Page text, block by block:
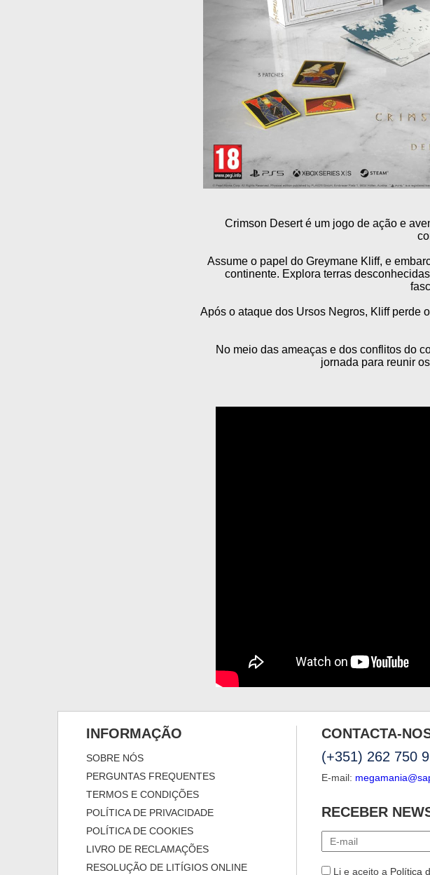
Crimson Desert é um jogo de ação e
Assume o papel do Greymane Kliff, e
continente. Explora terras
Após o ataque dos Ursos Negros, Kliff perde
No meio das ameaças e dos conflitos do
jornada para reunir
INFORMAÇÃO
SOBRE NÓS
PERGUNTAS FREQUENTES
TERMOS E CONDIÇÕES
POLÍTICA DE PRIVACIDADE
POLÍTICA DE COOKIES
LIVRO DE RECLAMAÇÕES
RESOLUÇÃO DE LITÍGIOS ONLINE
CONTACTA-
(+351) 262 750
E-mail:
RECEBER
Li e aceito a Política